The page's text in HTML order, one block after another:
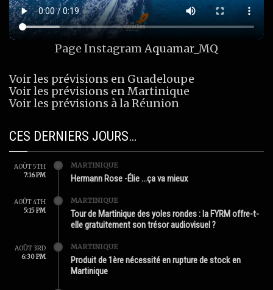
Page Instagram Aquamar_MQ
Voir les prévisions en Guadeloupe
Voir les prévisions en Martinique
Voir les prévisions à la Réunion
CES DERNIERS JOURS…
AOÛT 5TH
7:16 PM
MARTINIQUE
Hermann Rose -Élie …ça va mieux
AOÛT 4TH
5:15 PM
MARTINIQUE
Tour de Martinique des yoles rondes : la FYRM offre-t-
elle gratuitement son trésor audiovisuel ?
AOÛT 3RD
6:30 PM
MARTINIQUE
Produit de 1ère nécessité en rupture de stock en
Martinique